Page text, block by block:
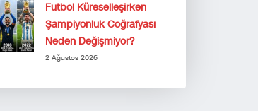
Futbol Küreselleşirken
Şampiyonluk Coğrafyası
Neden Değişmiyor?
2 Ağustos 2026